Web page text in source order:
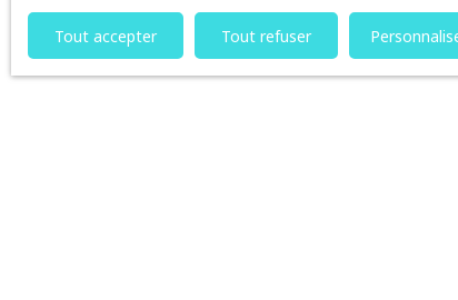
Bruyère Immo
site@bruyere-immobilier.com
Tout accepter Tout refuser